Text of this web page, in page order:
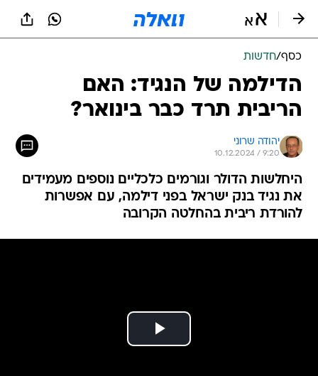
כסף/חדשות
הדילמה של הנגיד: האם
הריבית תרד כבר בינואר?
יהודה שרוני
10.12.2024 / 9:20
היחלשות הדולר וגורמים כלכליים נוספים מעמידים
את נגיד בנק ישראל בפני דילמה, עם אפשרות
להורדת ריבית בהחלטה הקרובה